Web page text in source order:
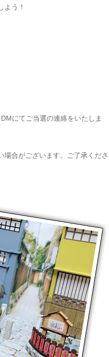
よう！
にてご当選の連絡をいたしま
合がございます。ご了承くださ